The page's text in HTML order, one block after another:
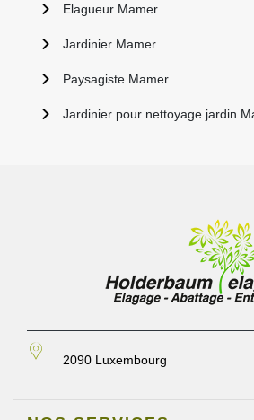
Elagueur Mamer
Jardinier Mamer
Paysagiste Mamer
Jardinier pour nettoyage jardin
2090 Luxembourg